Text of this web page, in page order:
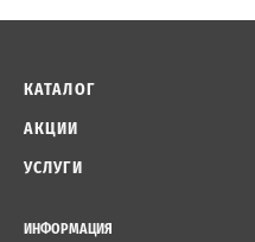
КАТАЛОГ
АКЦИИ
УСЛУГИ
ИНФОРМАЦИЯ